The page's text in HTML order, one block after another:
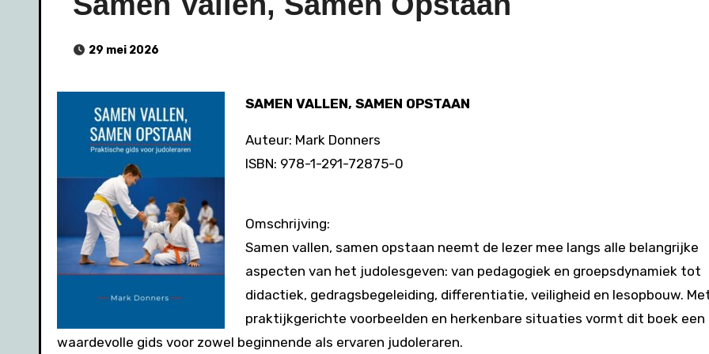
29 mei 2026
SAMEN VALLEN, SAMEN OPSTAAN
Auteur: Mark Donners
ISBN: 978-1-291-72875-0
Omschrijving:
Samen vallen, samen opstaan neemt de lezer mee langs alle belangrijke
aspecten van het judolesgeven: van pedagogiek en groepsdynamiek tot
didactiek, gedragsbegeleiding, differentiatie, veiligheid en lesopbouw.
praktijkgerichte voorbeelden en herkenbare situaties vormt dit boek een
waardevolle gids voor zowel beginnende als ervaren judoleraren.